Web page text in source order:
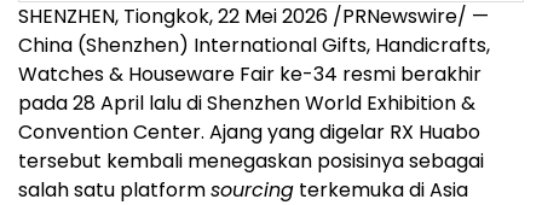
SHENZHEN, Tiongkok, 22 Mei 2026 /PRNewswire/ —
China (Shenzhen) International Gifts, Handicrafts,
Watches & Houseware Fair ke-34 resmi berakhir
pada 28 April lalu di Shenzhen World Exhibition &
Convention Center. Ajang yang digelar RX Huabo
tersebut kembali menegaskan posisinya sebagai
salah satu platformsourcing terkemuka di Asia